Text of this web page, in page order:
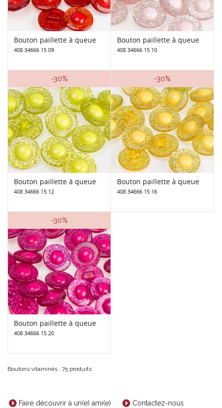
Bouton paillette à queue
408 34666 15 09
Bouton paillette à queue
408 34666 15 10
-30%
Bouton paillette à queue
408 34666 15 12
-30%
Bouton paillette à queue
408 34666 15 16
-30%
Bouton paillette à queue
408 34666 15 20
Boutons vitaminés : 75 produits
Faire découvrir à un(e) ami(e) Contactez-nous